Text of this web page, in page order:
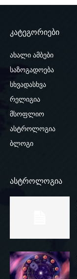
კატეგორიები
ახალი ამბები
საზოგადოება
სხვადასხვა
რელიგია
მსოფლიო
ასტროლოგია
ბლოგი
ასტროლოგია